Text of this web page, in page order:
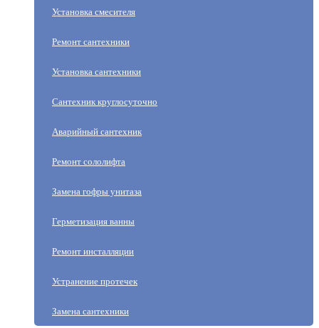
Установка смесителя
Ремонт сантехники
Установка сантехники
Сантехник круглосуточно
Аварийный сантехник
Ремонт сололифта
Замена гофры унитаза
Герметизация ванны
Ремонт инсталляции
Устранение протечек
Замена сантехники